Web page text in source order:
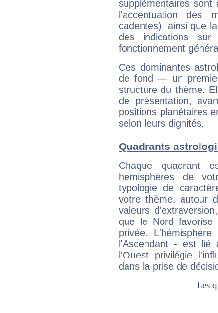
supplémentaires sont
l'accentuation des
cadentes), ainsi que
des indications sur
fonctionnement
Ces dominantes
de fond — un
structure du thème.
de présentation,
positions planétaires
selon leurs dignités.
Quadrants
Chaque quadrant
hémisphères de
typologie de
votre thème, autour
valeurs
que le Nord favorise
privée.
l'Ascendant - est
l'Ouest privilégie
dans la prise de